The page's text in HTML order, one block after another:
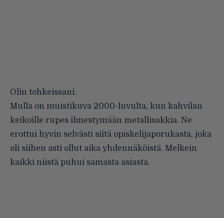
Olin tohkeissani.
Mulla on muistikuva 2000-luvulta, kun kahvilan
keikoille rupes ilmestymään metallisakkia. Ne
erottui hyvin selvästi siitä opiskelijaporukasta, joka
oli siihen asti ollut aika yhdennäköistä. Melkein
kaikki niistä puhui samasta asiasta.